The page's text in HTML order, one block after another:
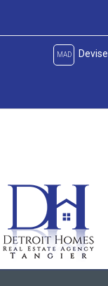
MAD Devise